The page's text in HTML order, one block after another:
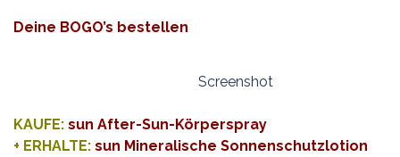
Deine BOGO’s bestellen
Screenshot
KAUFE: sun After-Sun-Körperspray
+ ERHALTE: sun Mineralische Sonnenschutzlotion